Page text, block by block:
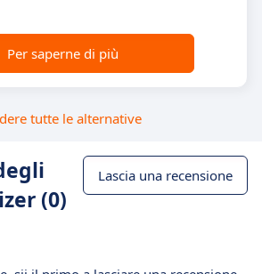
Per saperne di più
tutte le alternative
(0)
Lascia una recensione